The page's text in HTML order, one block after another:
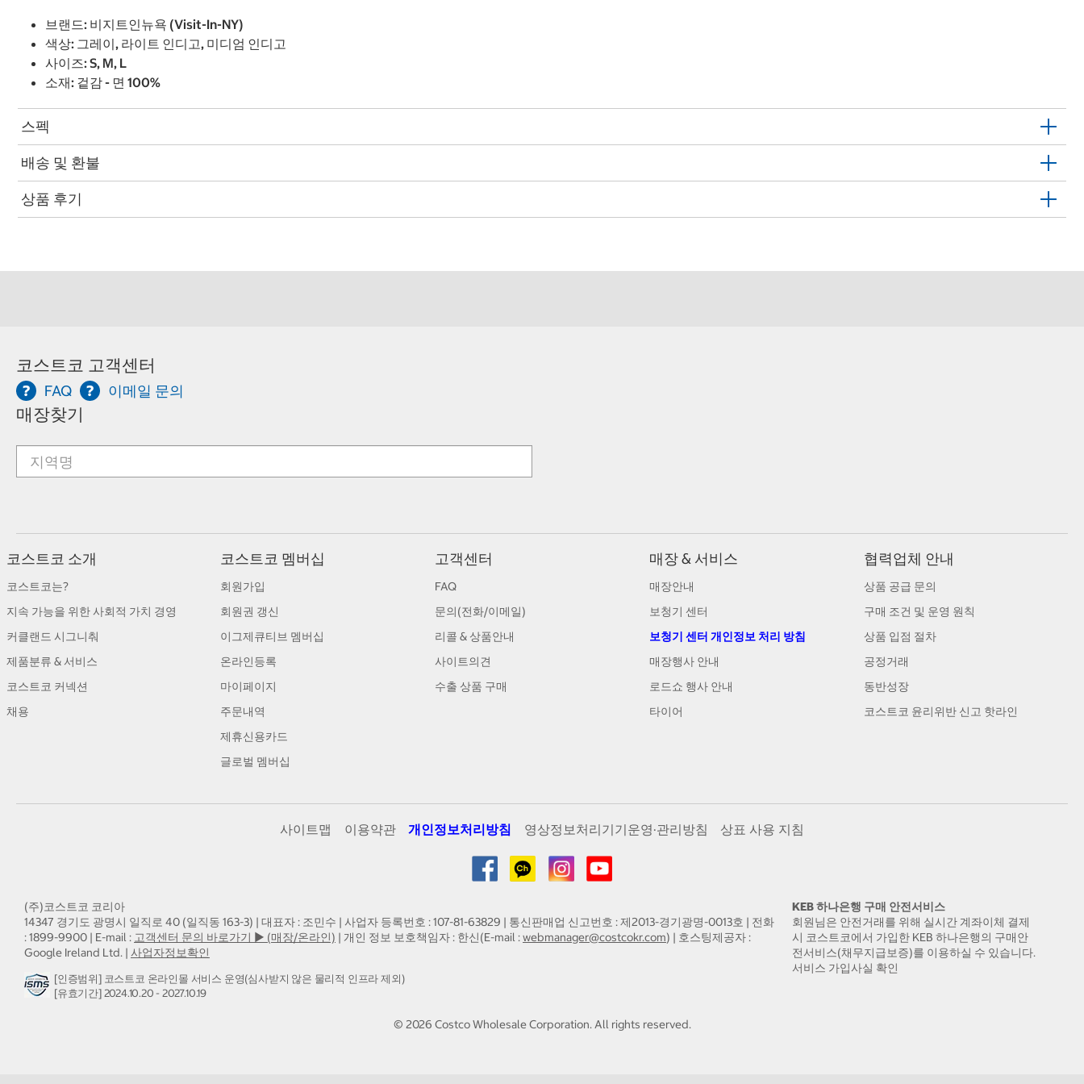
브랜드: 비지트인뉴욕 (Visit-In-NY)
색상: 그레이, 라이트 인디고, 미디엄 인디고
사이즈: S, M, L
소재: 겉감 - 면 100%
스펙
배송 및 환불
상품 후기
코스트코 고객센터
FAQ 이메일 문의
매장찾기
코스트코 소개
코스트코는?
지속 가능을 위한 사회적 가치 경영
커클랜드 시그니춰
제품분류 & 서비스
코스트코 커넥션
채용
코스트코 멤버십
회원가입
회원권 갱신
이그제큐티브 멤버십
온라인등록
마이페이지
주문내역
제휴신용카드
글로벌 멤버십
고객센터
FAQ
문의(전화/이메일)
리콜 & 상품안내
사이트의견
수출 상품 구매
매장 & 서비스
매장안내
보청기 센터
보청기 센터 개인정보 처리 방침
매장행사 안내
로드쇼 행사 안내
타이어
협력업체 안내
상품 공급 문의
구매 조건 및 운영 원칙
상품 입점 절차
공정거래
동반성장
코스트코 윤리위반 신고 핫라인
사이트맵 이용약관 개인정보처리방침 영상정보처리기기운영·관리방침 상표 사용 지침
(주)코스트코 코리아
14347 경기도 광명시 일직로 40 (일직동 163-3) | 대표자 : 조민수 | 사업자 등록번호 : 107-81-63829 | 통신판매업 신고번호 : 제2013-경기광명-0013호 | 전화
: 1899-9900 | E-mail : 고객센터 문의 바로가기 ▶ (매장/온라인) | 개인 정보 보호책임자 : 한신(E-mail :webmanager@costcokr.com) | 호스팅제공자 :
Google Ireland Ltd. | 사업자정보확인
[인증범위] 코스트코 온라인몰 서비스 운영(심사받지 않은 물리적 인프라 제외)
[유효기간] 2024.10.20 - 2027.10.19
KEB 하나은행 구매 안전서비스
회원님은 안전거래를 위해 실시간 계좌이체 결제
시 코스트코에서 가입한 KEB 하나은행의 구매안
전서비스(채무지급보증)를 이용하실 수 있습니다.
서비스 가입사실 확인
© 2026 Costco Wholesale Corporation.All rights reserved.